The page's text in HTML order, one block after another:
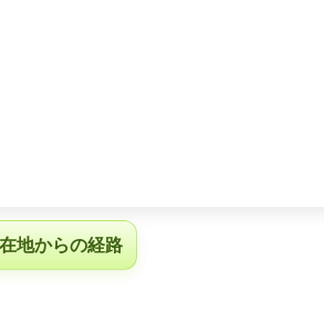
地からの経路